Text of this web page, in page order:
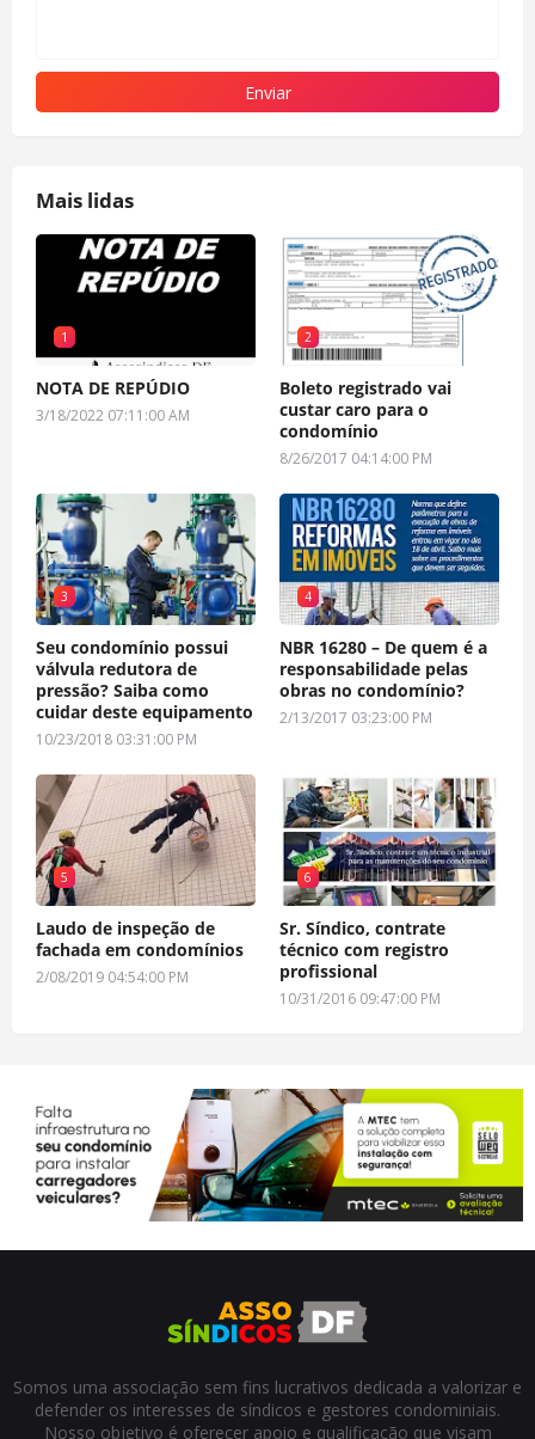
Mais lidas
1
NOTA DE REPÚDIO
3/18/2022 07:11:00 AM
2
Boleto registrado vai
custar caro para o
condomínio
8/26/2017 04:14:00 PM
3
Seu condomínio possui
válvula redutora de
pressão? Saiba como
cuidar deste equipamento
10/23/2018 03:31:00 PM
4
NBR 16280 – De quem é a
responsabilidade pelas
obras no condomínio?
2/13/2017 03:23:00 PM
5
Laudo de inspeção de
fachada em condomínios
2/08/2019 04:54:00 PM
6
Sr. Síndico, contrate
técnico com registro
profissional
10/31/2016 09:47:00 PM
Somos uma associação sem fins lucrativos dedicada a valorizar e
defender os interesses de síndicos e gestores condominiais.
Nosso objetivo é oferecer apoio e qualificação que visam